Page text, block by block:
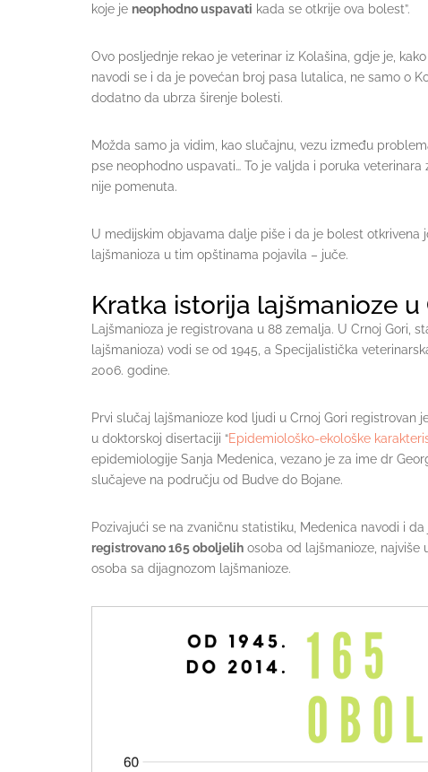
koje je neophodno uspavati kada se otkrije ova bolest”.
Ovo posljednje rekao je veterinar iz Kolašina, gdje je,
navodi se i da je povećan broj pasa lutalica, ne samo o
dodatno da ubrza širenje bolesti.
Možda samo ja vidim, kao slučajnu, vezu između
pse neophodno uspavati… To je valjda i poruka
nije pomenuta.
U medijskim objavama dalje piše i da je bolest otkrivena
lajšmanioza u tim opštinama pojavila – juče.
Kratka istorija lajšmanioze u
Lajšmanioza je registrovana u 88 zemalja. U Crnoj
lajšmanioza) vodi se od 1945, a Specijalistička
2006. godine.
Prvi slučaj lajšmanioze kod ljudi u Crnoj Gori registrovan
u doktorskoj disertaciji “Epidemiološko-ekološke
epidemiologije Sanja Medenica, vezano je za ime dr
slučajeve na području od Budve do Bojane.
Pozivajući se na zvaničnu statistiku, Medenica navodi i da
registrovano 165 oboljelih osoba od lajšmanioze, najviše
osoba sa dijagnozom lajšmanioze.